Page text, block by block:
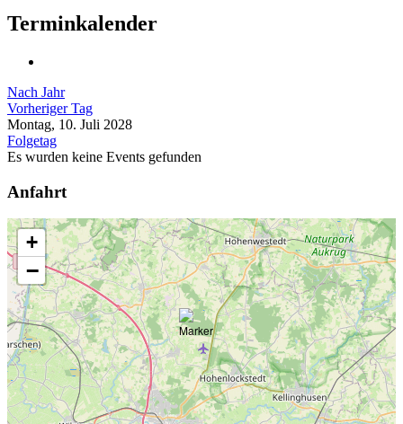
Terminkalender
Nach Jahr
Vorheriger Tag
Montag, 10. Juli 2028
Folgetag
Es wurden keine Events gefunden
Anfahrt
+
−